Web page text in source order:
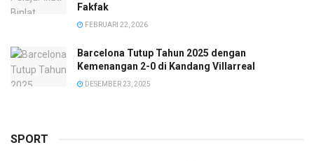
Fakfak
FEBRUARI 22, 2026
Barcelona Tutup Tahun 2025 dengan
Kemenangan 2-0 di Kandang Villarreal
DESEMBER 23, 2025
SPORT